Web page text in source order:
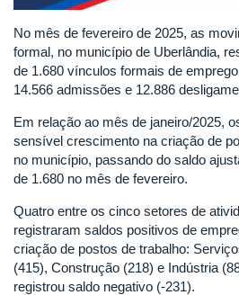
No mês de fevereiro de 2025, as
formal, no município de Uberlândia,
de 1.680 vínculos formais de
14.566 admissões e 12.886
Em relação ao mês de janeiro/2025,
sensível crescimento na criação de
no município, passando do saldo
de 1.680 no mês de fevereiro.
Quatro entre os cinco setores de
registraram saldos positivos de
criação de postos de trabalho:
(415), Construção (218) e Indústria
registrou saldo negativo (-231).